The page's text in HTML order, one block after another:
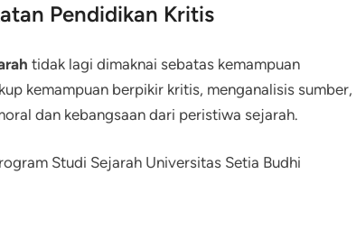
Pendidikan Kritis
tidak lagi dimaknai sebatas kemampuan
kemampuan berpikir kritis, menganalisis sumber,
dan kebangsaan dari peristiwa sejarah.
Studi Sejarah Universitas Setia Budhi